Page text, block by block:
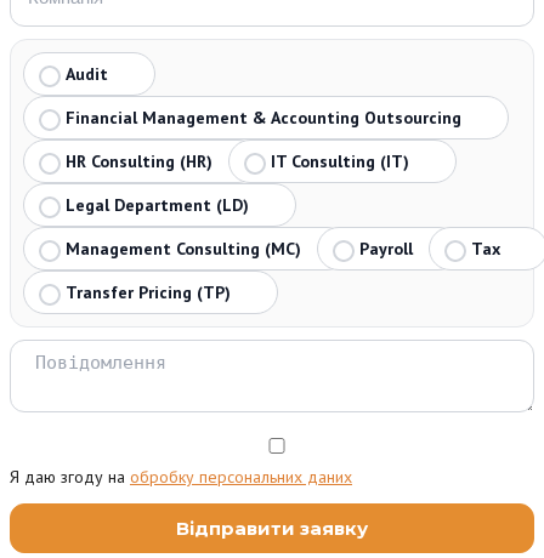
Audit
Financial Management & Accounting Outsourcing
HR Consulting (HR)
IT Consulting (IT)
Legal Department (LD)
Management Consulting (MC)
Payroll
Tax
Transfer Pricing (TP)
Я даю згоду на обробку персональних даних